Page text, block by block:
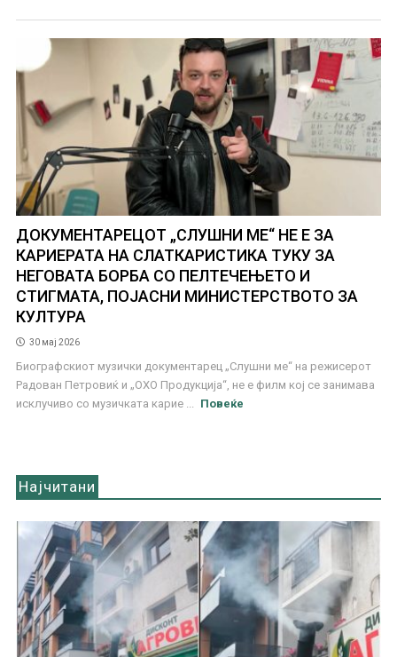
ДОКУМЕНТАРЕЦОТ „СЛУШНИ МЕ“ НЕ Е ЗА
КАРИЕРАТА НА СЛАТКАРИСТИКА ТУКУ ЗА
НЕГОВАТА БОРБА СО ПЕЛТЕЧЕЊЕТО И
СТИГМАТА, ПОЈАСНИ МИНИСТЕРСТВОТО ЗА
КУЛТУРА
30 мај 2026
Биографскиот музички документарец „Слушни ме“ на режисерот
Радован Петровиќ и „ОХО Продукција“, не е филм кој се занимава
исклучиво со музичката карие ...
Повеќе
Најчитани